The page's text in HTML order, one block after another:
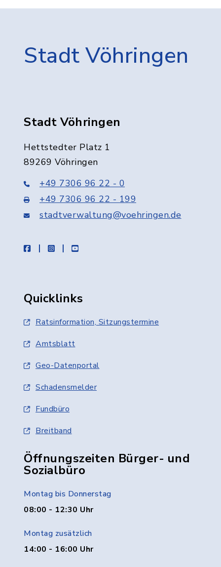
Stadt Vöhringen
Stadt Vöhringen
Hettstedter Platz 1
89269 Vöhringen
+49 7306 96 22 - 0
+49 7306 96 22 - 199
stadtverwaltung@voehringen.de
facebookinstagramyoutube
Quicklinks
Ratsinformation, Sitzungstermine
Amtsblatt
Geo-Datenportal
Schadensmelder
Fundbüro
Breitband
Öffnungszeiten Bürger- und
Sozialbüro
Montag bis Donnerstag
08:00 - 12:30 Uhr
Montag zusätzlich
14:00 - 16:00 Uhr